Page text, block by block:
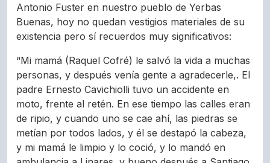
Antonio Fuster en nuestro pueblo de Yerbas
Buenas, hoy no quedan vestigios materiales de su
existencia pero sí recuerdos muy significativos:
“Mi mamá (Raquel Cofré) le salvó la vida a muchas
personas, y después venía gente a agradecerle,. El
padre Ernesto Cavichiolli tuvo un accidente en
moto, frente al retén. En ese tiempo las calles eran
de ripio, y cuando uno se cae ahí, las piedras se
metían por todos lados, y él se destapó la cabeza,
y mi mamá le limpio y lo coció, y lo mandó en